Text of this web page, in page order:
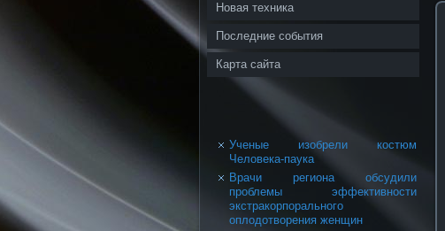
Новая техника
Последние события
Карта сайта
Ученые изобрели костюм
Человека-паука
Врачи региона обсудили
проблемы эффективности
экстракорпорального
оплодотворения женщин